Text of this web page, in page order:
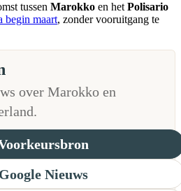
tussen Marokko en het Polisario
begin maart, zonder vooruitgang te
over Marokko en
Google Nieuws